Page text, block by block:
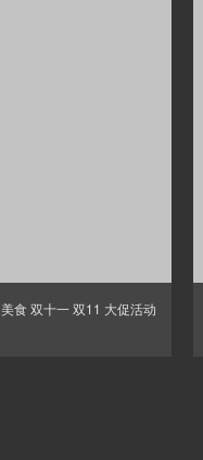
食 双十一 双11 大促活动